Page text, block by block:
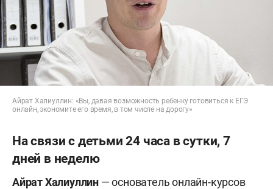
Айрат Халиуллин: «Вы, давая возможность ребенку готовиться к ЕГЭ
онлайн, экономите его время, в том числе на дорогу»
На связи с детьми 24 часа в сутки, 7
дней в неделю
Айрат Халиуллин —основатель онлайн-курсов